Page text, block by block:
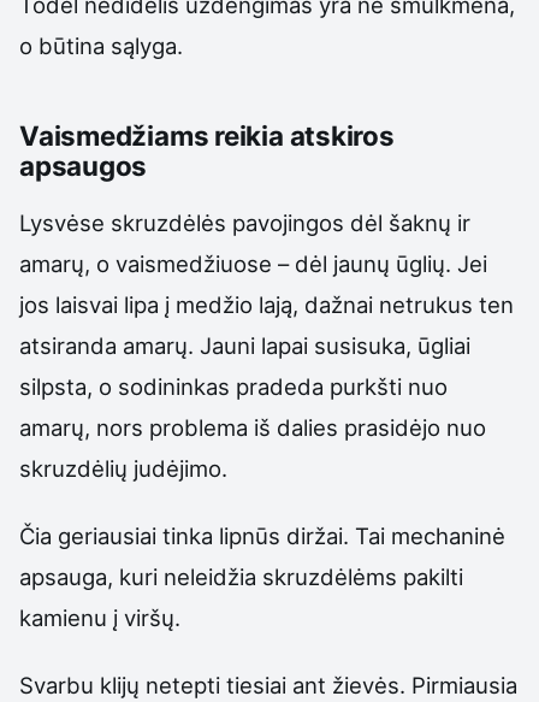
o būtina sąlyga.
Vaismedžiams reikia atskiros
apsaugos
Lysvėse skruzdėlės pavojingos dėl šaknų ir
amarų, o vaismedžiuose – dėl jaunų ūglių. Jei
jos laisvai lipa į medžio lają, dažnai netrukus ten
atsiranda amarų. Jauni lapai susisuka, ūgliai
silpsta, o sodininkas pradeda purkšti nuo
amarų, nors problema iš dalies prasidėjo nuo
skruzdėlių judėjimo.
Čia geriausiai tinka lipnūs diržai. Tai mechaninė
apsauga, kuri neleidžia skruzdėlėms pakilti
kamienu į viršų.
Svarbu klijų netepti tiesiai ant žievės. Pirmiausia